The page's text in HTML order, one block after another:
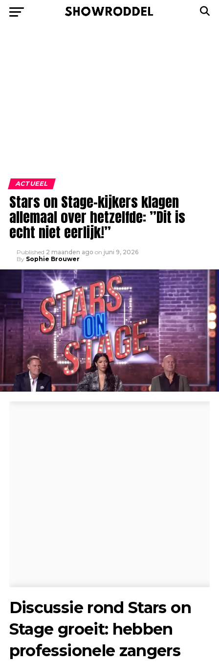
ACTUEEL
Stars on Stage-kijkers klagen
allemaal over hetzelfde: ”Dit is
echt niet eerlijk!”
Published 2 maanden ago on juni 9, 2026
By Sophie Brouwer
Discussie rond Stars on
Stage groeit: hebben
professionele zangers